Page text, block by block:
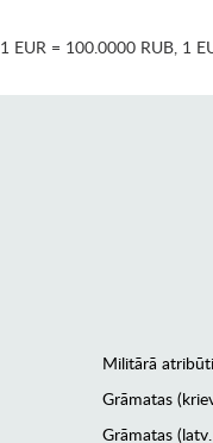
1 EUR = 100.0000 RUB, 1
Militārā
Grāmatas
Grāmatas